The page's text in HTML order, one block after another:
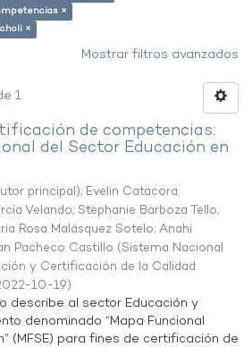
×
×
Mostrar filtros avanzados
1
de competencias:
del Sector Educación en
principal); Evelin Catacora
Velando; Stephanie Barboza Tello;
Rosa Malásquez Sotelo; Anahí
Pacheco Castillo (Sistema Nacional
y Certificación de la Calidad
10-19)
describe al sector Educación y
denominado “Mapa Funcional
(MFSE) para fines de certificación de